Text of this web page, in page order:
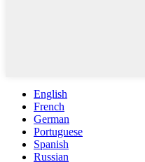
English
French
German
Portuguese
Spanish
Russian